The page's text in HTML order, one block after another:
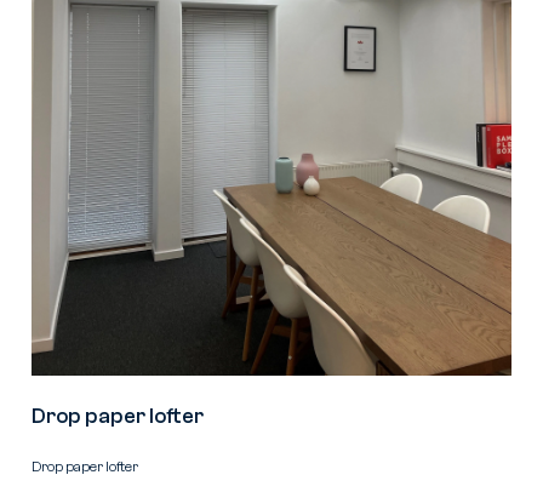
Drop paper lofter
Drop paper lofter